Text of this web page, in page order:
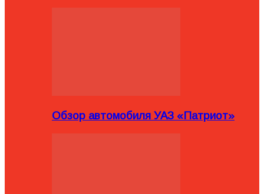
Обзор автомобиля УАЗ «Патриот»